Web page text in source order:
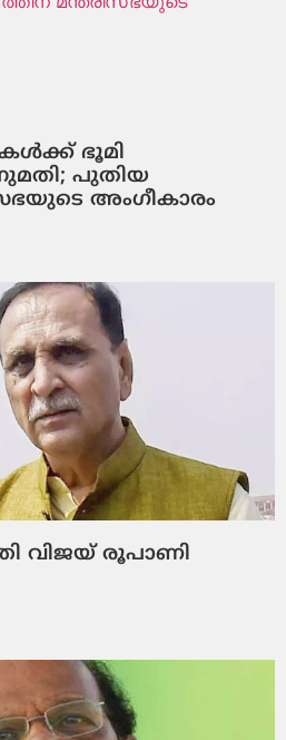
ഭൂമി
പുതിയ
അംഗീകാരം
വിജയ് രൂപാണി